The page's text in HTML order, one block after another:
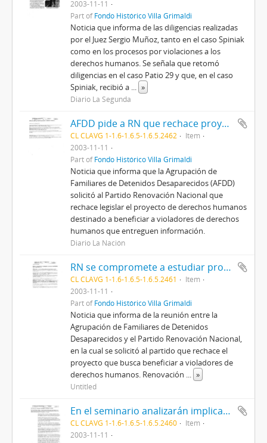
2003-11-11
Part ofFondo Histórico Villa Grimaldi
Noticia que informa de las diligencias realizadas
por el Juez Sergio Muñoz, tanto en el caso Spiniak
como en los procesos por violaciones a los
derechos humanos. Se señala que retomó
diligencias en el caso Patio 29 y que, en el caso
Spiniak, recibió a ... »
Diario La Segunda
AFDD pide a RN que rechace proyecto de Derechos Humanos
CL CLAVG 1-1.6-1.6.5-1.6.5.2462
Item
2003-11-11
Part ofFondo Histórico Villa Grimaldi
Noticia que informa que la Agrupación de
Familiares de Detenidos Desaparecidos (AFDD)
solicitó al Partido Renovación Nacional que
rechace legislar el proyecto de derechos humanos
destinado a beneficiar a violadores de derechos
humanos que entreguen información.
Diario La Nación
RN se compromete a estudiar proyecto de DD.HH
CL CLAVG 1-1.6-1.6.5-1.6.5.2461
Item
2003-11-11
Part ofFondo Histórico Villa Grimaldi
Noticia que informa de la reunión entre la
Agrupación de Familiares de Detenidos
Desaparecidos y el Partido Renovación Nacional,
en la cual se solicitó al partido que rechace el
proyecto que busca beneficiar a violadores de
derechos humanos. Renovación ... »
Untitled
En el seminario analizarán implicancias del caso Pinochet
CL CLAVG 1-1.6-1.6.5-1.6.5.2460
Item
2003-11-11